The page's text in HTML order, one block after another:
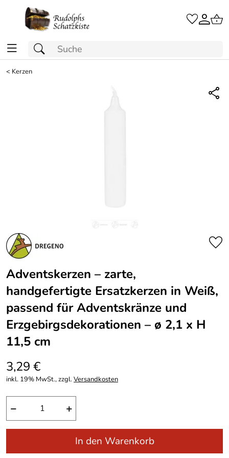
< Kerzen
Adventskerzen – zarte,
handgefertigte Ersatzkerzen in Weiß,
passend für Adventskränze und
Erzgebirgsdekorationen – ø 2,1 x H
11,5 cm
3,29 €
inkl. 19% MwSt., zzgl.Versandkosten
− +
In den Warenkorb